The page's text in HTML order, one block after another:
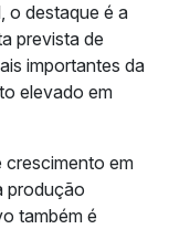
o destaque é a
prevista de
importantes da
elevado em
crescimento em
produção
também é